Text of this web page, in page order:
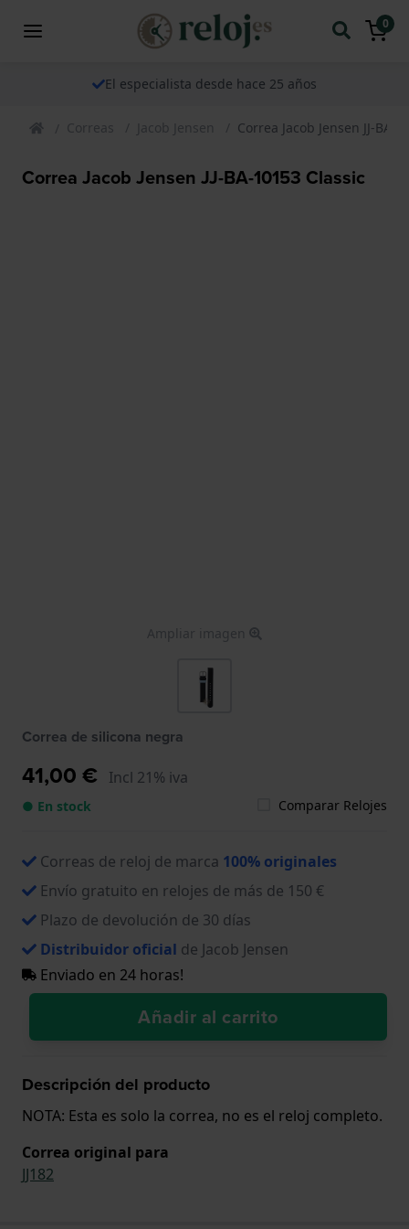
0
El especialista desde hace 25 años
Correas Jacob Jensen Correa Jacob Jensen JJ-BA-
Correa Jacob Jensen JJ-BA-10153 Classic
Ampliar imagen
Correa de silicona negra
41,00 € Incl 21% iva
● En stock Comparar Relojes
Correas de reloj de marca 100% originales
Envío gratuito en relojes de más de 150 €
Plazo de devolución de 30 días
Distribuidor oficial de Jacob Jensen
Enviado en 24 horas!
Añadir al carrito
Descripción del producto
NOTA: Esta es solo la correa, no es el reloj completo.
Correa original para
JJ182